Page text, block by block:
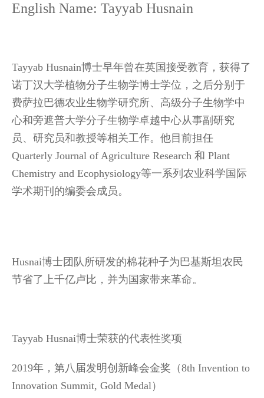
English Name: Tayyab Husnain
Tayyab Husnain博士早年曾在英国接受教育，获得了
诺丁汉大学植物分子生物学博士学位，之后分别于
费萨拉巴德农业生物学研究所、高级分子生物学中
心和旁遮普大学分子生物学卓越中心从事副研究
员、研究员和教授等相关工作。他目前担任
Quarterly Journal of Agriculture Research 和 Plant
Chemistry and Ecophysiology等一系列农业科学国际
学术期刊的编委会成员。
Husnai博士团队所研发的棉花种子为巴基斯坦农民
节省了上千亿卢比，并为国家带来革命。
Tayyab Husnai博士荣获的代表性奖项
2019年，第八届发明创新峰会金奖（8th Invention to
Innovation Summit, Gold Medal）